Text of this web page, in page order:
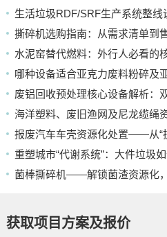
生活垃圾RDF/SRF生产系统整线
哪种设备适合亚克力废料粉碎及
海洋塑料、废旧渔网及尼龙缆绳
报废汽车车壳资源化处置——从“
菌棒撕碎机——解锁菌渣资源化
获取项目方案及报价